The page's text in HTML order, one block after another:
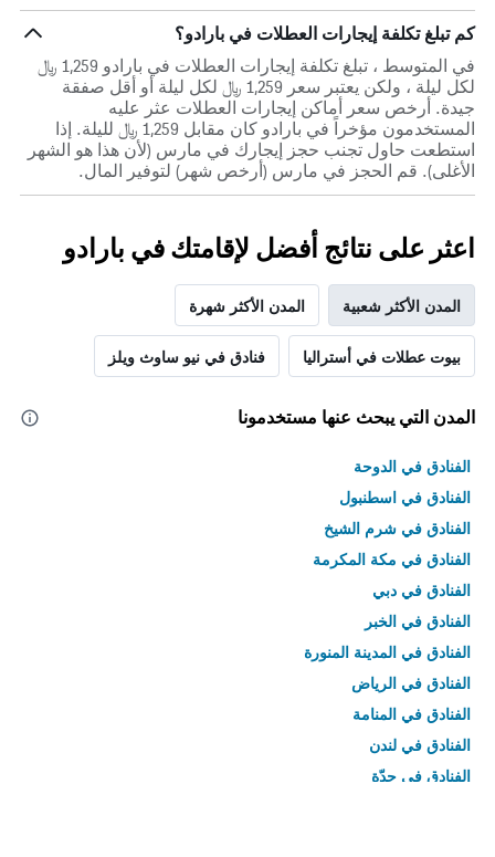
كم تبلغ تكلفة إيجارات العطلات في بارادو؟
في المتوسط ، تبلغ تكلفة إيجارات العطلات في بارادو 1,259 ﷼
لكل ليلة ، ولكن يعتبر سعر 1,259 ﷼ لكل ليلة أو أقل صفقة
جيدة. أرخص سعر أماكن إيجارات العطلات عثر عليه
المستخدمون مؤخراً في بارادو كان مقابل 1,259 ﷼ لليلة. إذا
استطعت حاول تجنب حجز إيجارك في مارس (لأن هذا هو الشهر
الأغلى). قم الحجز في مارس (أرخص شهر) لتوفير المال.
اعثر على نتائج أفضل لإقامتك في بارادو
المدن الأكثر شعبية المدن الأكثر شهرة
بيوت عطلات في أستراليا فنادق في نيو ساوث ويلز
المدن التي يبحث عنها مستخدمونا
الفنادق في الدوحة
الفنادق في اسطنبول
الفنادق في شرم الشيخ
الفنادق في مكة المكرمة
الفنادق في دبي
الفنادق في الخبر
الفنادق في المدينة المنورة
الفنادق في الرياض
الفنادق في المنامة
الفنادق في لندن
الفنادق في جدّة